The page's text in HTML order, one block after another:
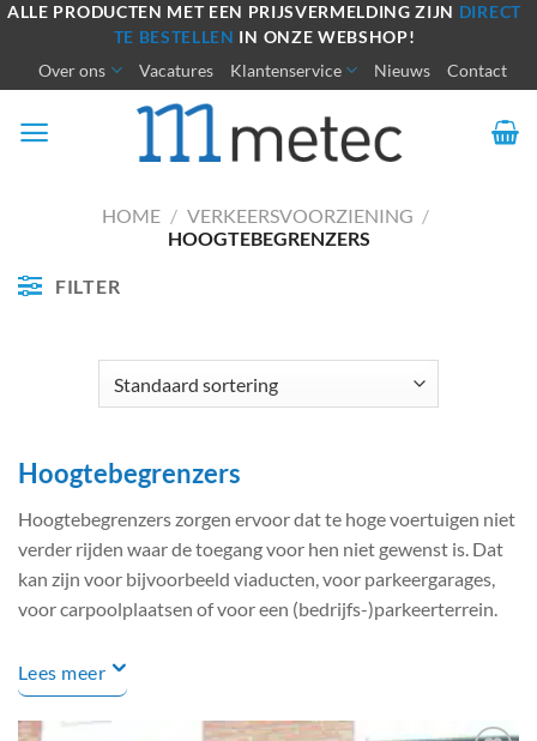
Ga
inhoud
ALLE PRODUCTEN MET EEN PRIJSVERMELDING ZIJN DIRECT
TE BESTELLEN IN ONZE WEBSHOP!
Over ons Vacatures Klantenservice Nieuws Contact
HOME / VERKEERSVOORZIENING /
HOOGTEBEGRENZERS
FILTER
Hoogtebegrenzers
Hoogtebegrenzers zorgen ervoor dat te hoge voertuigen niet
verder rijden waar de toegang voor hen niet gewenst is. Dat
kan zijn voor bijvoorbeeld viaducten, voor parkeergarages,
voor carpoolplaatsen of voor een (bedrijfs-)parkeerterrein.
Lees meer